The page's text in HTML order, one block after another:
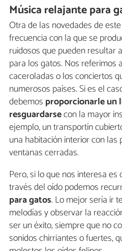
Música relajante para
Otra de las novedades de
frecuencia con la que se
ruidosos que pueden resultar
para los gatos. Nos referimos
caceroladas o los conciertos
numerosos países. Si es el
debemos proporcionarle un
resguardarsecon la mayor
ejemplo, un transportín
una habitación interior con
ventanas cerradas.
Pero, si lo que nos interesa
través del oído podemos
para gatos. Lo mejor sería ir
melodías y observar la
ser un éxito, siempre que no
sonidos chirriantes o fuertes,